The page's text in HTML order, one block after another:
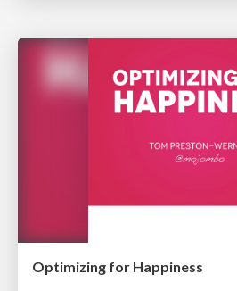
Optimizing for Happiness